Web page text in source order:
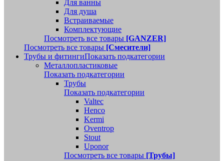
Для ванны
Для душа
Встраиваемые
Комплектующие
Посмотреть все товары [GANZER]
Посмотреть все товары [Смесители]
Трубы и фитингиПоказать подкатегории
Металлопластиковые
Показать подкатегории
Трубы
Показать подкатегории
Valtec
Henco
Kermi
Oventrop
Stout
Uponor
Посмотреть все товары [Трубы]